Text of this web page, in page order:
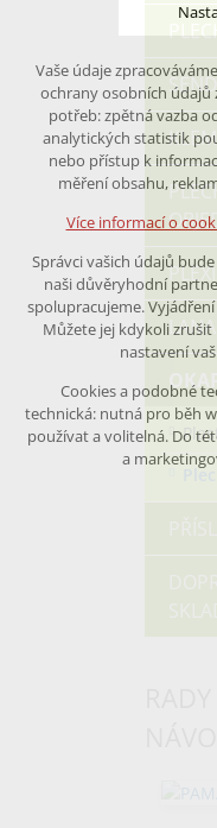
LANA
Technická cookies
nutná pro
udržení kontextu
případná přihlášení,
Volitelná cookies
vyhodnocení
marketingová
Více informací o
Přijmout
Vaše údaje
ochrany osobních údajů
potřeb: zpětná vazba
analytických statistik
nebo přístup k
měření obsahu,
Více informací o
Správci vašich údajů
naši důvěryhodní
spolupracujeme.
Můžete jej kdykoli
nastavení
Cookies a podobné
technická: nutná pro běh
používat a volitelná. Do
a